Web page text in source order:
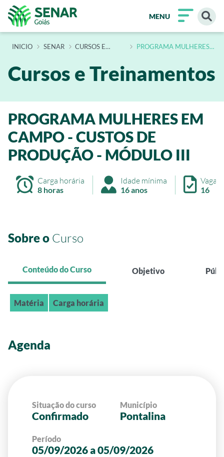
MENU
INÍCIO SENAR CURSOS E PROGRAMA MULHERES
Cursos e Treinamentos
PROGRAMA MULHERES EM
CAMPO - CUSTOS DE
PRODUÇÃO - MÓDULO III
Carga horária
8 horas
Idade mínima
16 anos
Vagas
16
Sobre o Curso
Conteúdo do Curso Objetivo
Matéria Carga horária
Agenda
Situação do curso
Confirmado
Município
Pontalina
Período
05/09/2026 a 05/09/2026